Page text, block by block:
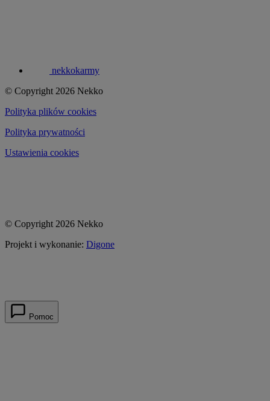
nekkokarmy
© Copyright 2026 Nekko
Polityka plików cookies
Polityka prywatności
Ustawienia cookies
© Copyright 2026 Nekko
Projekt i wykonanie: Digone
Pomoc